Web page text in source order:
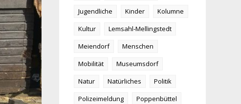
Jugendliche
Kinder
Kolumne
Kultur
Lemsahl-Mellingstedt
Meiendorf
Menschen
Mobilität
Museumsdorf
Natur
Natürliches
Politik
Polizeimeldung
Poppenbüttel